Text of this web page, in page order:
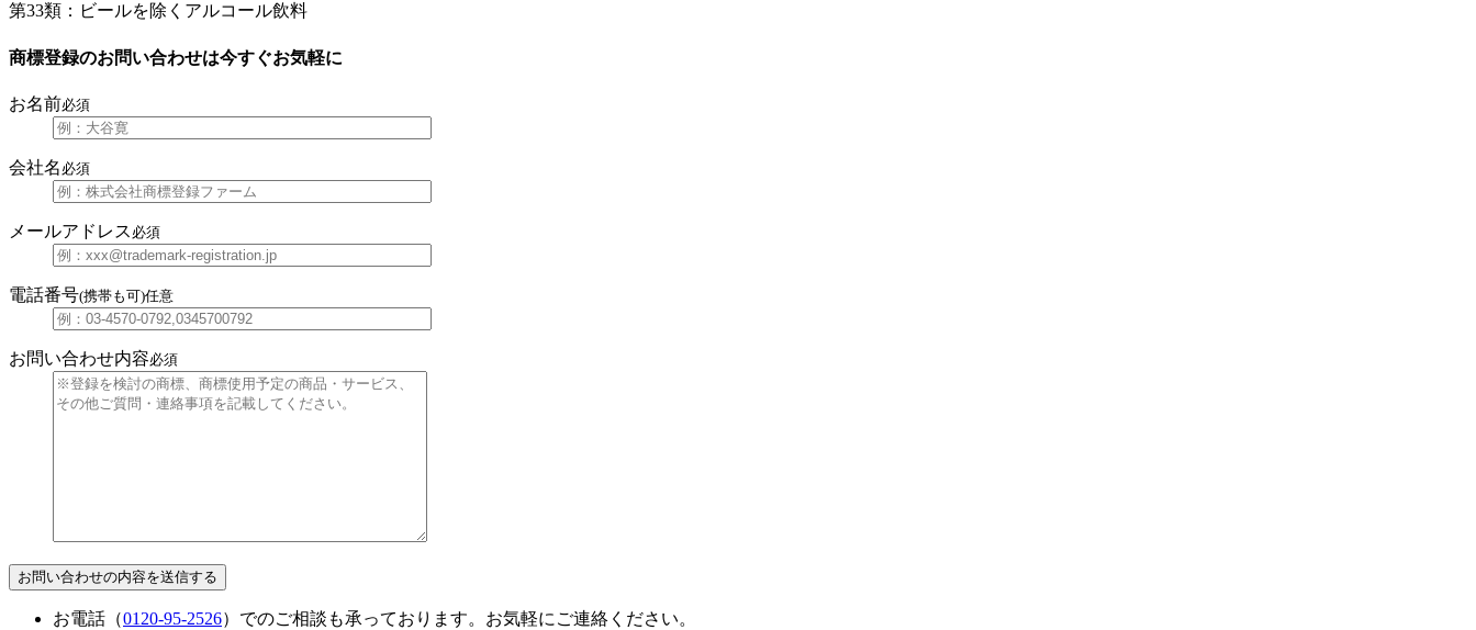
第33類：ビールを除くアルコール飲料
商標登録のお問い合わせは今すぐお気軽に
お名前必須
会社名 必須
メールアドレス 必須
電話番号(携帯も可)任意
お問い合わせ内容必須
お電話（0120-95-2526）でのご相談も承っております。お気軽にご連絡ください。